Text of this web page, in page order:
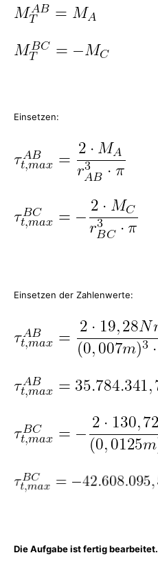
Einsetzen:
Einsetzen der Zahlenwerte:
Die Aufgabe ist fertig bearbeitet.